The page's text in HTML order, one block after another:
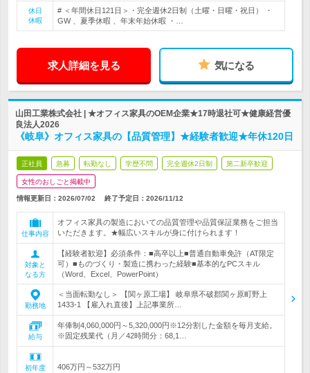
休日
休暇
# ＜年間休日121日＞・完全週休2日制（土曜・日曜・祝日） ・
GW 、夏季休暇 、年末年始休暇 ・…
求人詳細を見る 気になる
山田工業株式会社 | ★オフィス家具のOEM企業★17時退社可★健康経営優
良法人2026
《岐阜》オフィス家具の【品質管理】★経験者歓迎★年休120日
正社員 急募 転勤なし 学歴不問 完全週休2日制 第二新卒歓迎
女性のおしごと掲載中
情報更新日：2026/07/02 終了予定日： 2026/11/12
仕事内容
オフィス家具の製造においての品質管理や品質保証業務をご担当
いただきます。★幅広いスキルが身に付けられます！
対象と
なる方
【経験者歓迎】必須条件：■高卒以上■普通自動車免許（AT限定
可）■ものづくり・製造に携わった経験■基本的なPCスキル
（Word、Excel、PowerPoint）
勤務地
＜当面転勤なし＞ 【関ヶ原工場】 岐阜県不破郡関ヶ原町野上
1433-1 【雇入れ直後】上記事業所…
給与
年俸制4,060,000円～5,320,000円※12分割した金額を毎月支給。
※固定残業代（月／42時間分：68,1…
初年度
406万円～532万円